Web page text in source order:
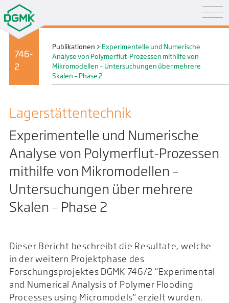
746-
2
Publikationen > Experimentelle und Numerische
Analyse von Polymerflut-Prozessen mithilfe von
Mikromodellen – Untersuchungen über mehrere
Skalen – Phase 2
Lager­stätten­technik
Experimentelle und Numerische
Analyse von Polymerflut-Prozessen
mithilfe von Mikromodellen –
Untersuchungen über mehrere
Skalen – Phase 2
Dieser Bericht beschreibt die Resultate, welche
in der weitern Projektphase des
Forschungsprojektes DGMK 746/2 “Experimental
and Numerical Analysis of Polymer Flooding
Processes using Micromodels” erzielt wurden.